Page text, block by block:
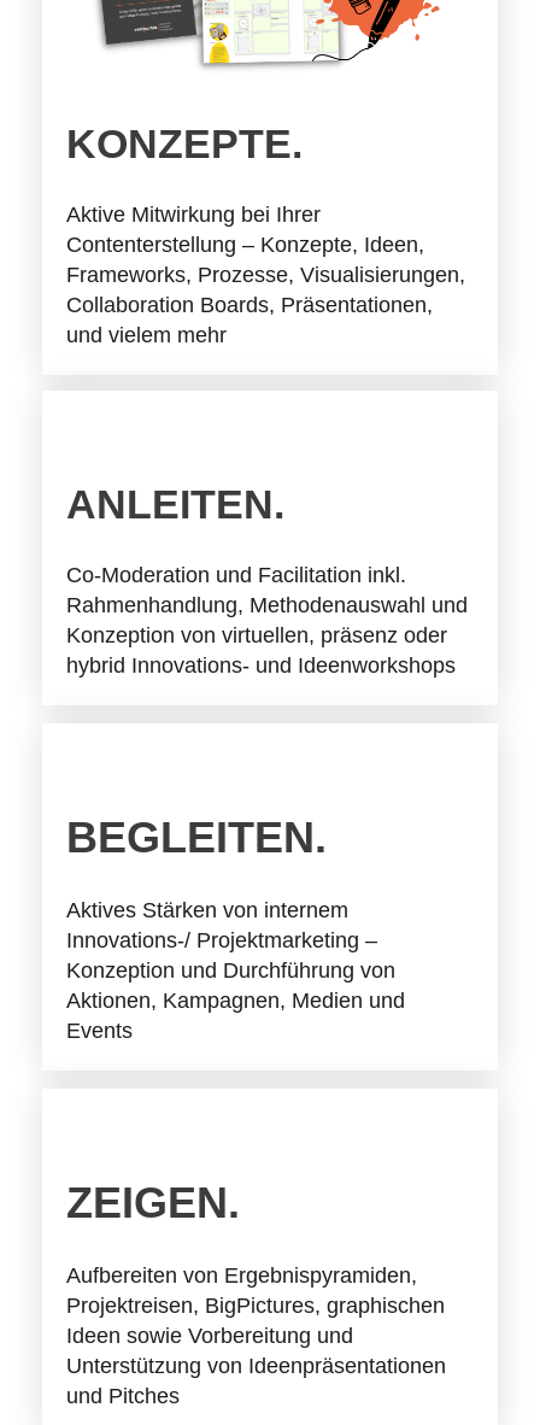
KONZEPTE.
Aktive Mitwirkung bei Ihrer
Contenterstellung – Konzepte, Ideen,
Frameworks, Prozesse, Visualisierungen,
Collaboration Boards, Präsentationen,
und vielem mehr
ANLEITEN.
Co-Moderation und Facilitation inkl.
Rahmenhandlung, Methodenauswahl und
Konzeption von virtuellen, präsenz oder
hybrid Innovations- und Ideenworkshops
BEGLEITEN.
Aktives Stärken von internem
Innovations-/ Projektmarketing –
Konzeption und Durchführung von
Aktionen, Kampagnen, Medien und
Events
ZEIGEN.
Aufbereiten von Ergebnispyramiden,
Projektreisen, BigPictures, graphischen
Ideen sowie Vorbereitung und
Unterstützung von Ideenpräsentationen
und Pitches